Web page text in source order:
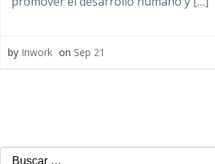
by Inwork on Sep 21
Buscar: